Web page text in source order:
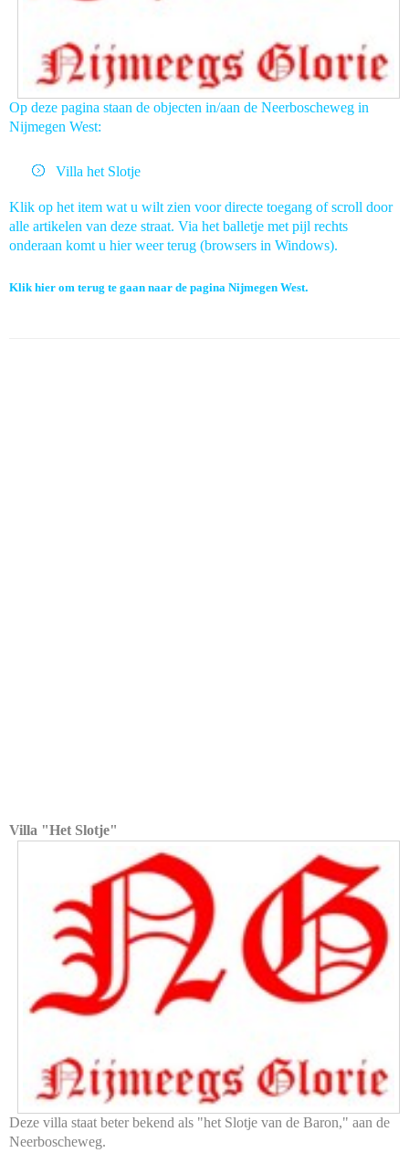
Op deze pagina staan de objecten in/aan de Neerboscheweg in
Nijmegen West:
Villa het Slotje
Klik op het item wat u wilt zien voor directe toegang of scroll door
alle artikelen van deze straat. Via het balletje met pijl rechts
onderaan komt u hier weer terug (browsers in Windows).
Klik hier om terug te gaan naar de pagina Nijmegen West.
Villa "Het Slotje"
Deze villa staat beter bekend als "het Slotje van de Baron," aan de
Neerboscheweg.